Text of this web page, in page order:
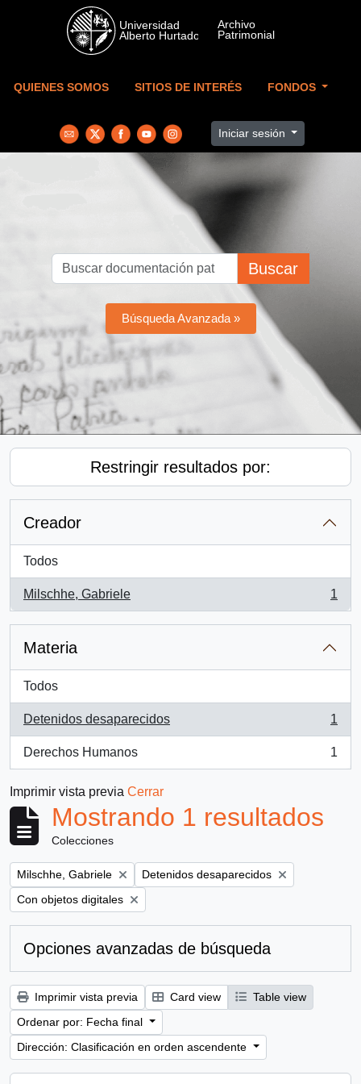
Skip to main content
QUIENES SOMOS SITIOS DE INTERÉS FONDOS
Iniciar sesión
Buscar
Búsqueda Avanzada »
Restringir resultados por:
Creador
Todos
Milschhe, Gabriele
, 1 resultados
1
Materia
Todos
Detenidos desaparecidos
, 1 resultados
1
Derechos Humanos
, 1 resultados
1
Imprimir vista previa Cerrar
Mostrando 1 resultados
Colecciones
Remove filter:
Milschhe, Gabriele Remove filter:
Detenidos desaparecidos
Remove filter:
Con objetos digitales
Opciones avanzadas de búsqueda
Imprimir vista previa Card view
Table view
Ordenar por: Fecha final
Dirección: Clasificación en orden ascendente